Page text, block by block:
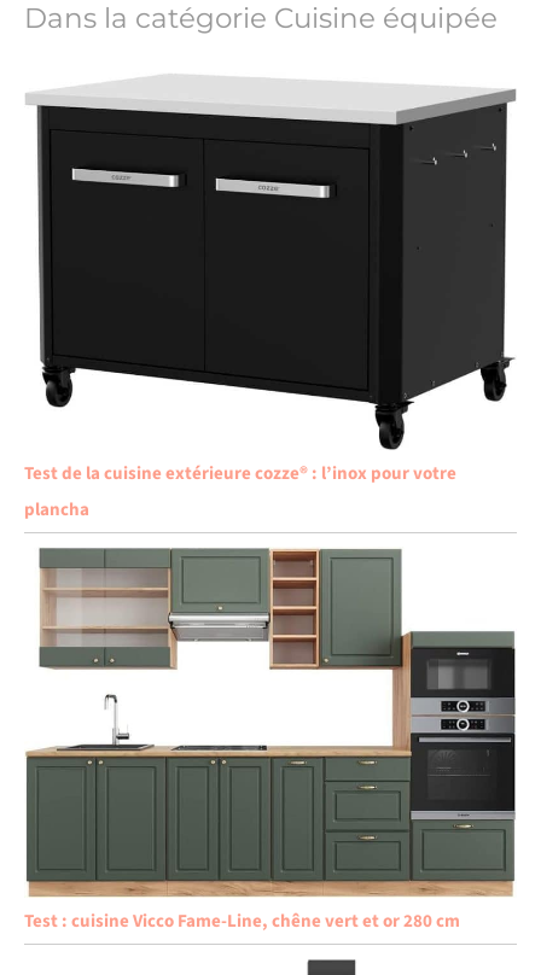
Dans la catégorie Cuisine équipée
Test de la cuisine extérieure cozze® : l’inox pour votre
plancha
Test : cuisine Vicco Fame-Line, chêne vert et or 280 cm